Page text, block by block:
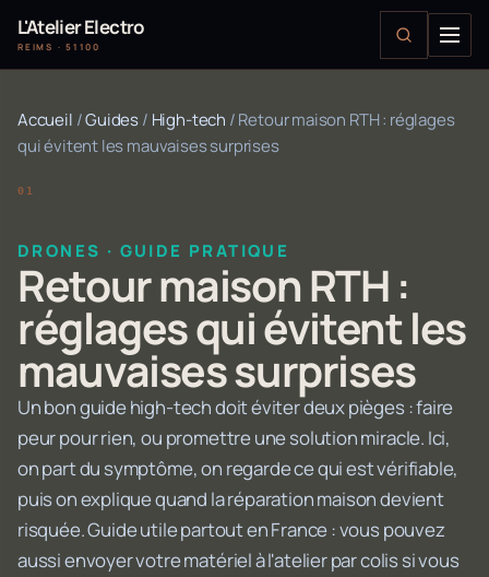
L'Atelier Electro
REIMS · 51100
Accueil /Guides/ High-tech /Retour maison RTH : réglages
qui évitent les mauvaises surprises
DRONES · GUIDE PRATIQUE
Retour maison RTH :
réglages qui évitent les
mauvaises surprises
Un bon guide high-tech doit éviter deux pièges : faire
peur pour rien, ou promettre une solution miracle. Ici,
on part du symptôme, on regarde ce qui est vérifiable,
puis on explique quand la réparation maison devient
risquée. Guide utile partout en France : vous pouvez
aussi envoyer votre matériel à l'atelier par colis si vous